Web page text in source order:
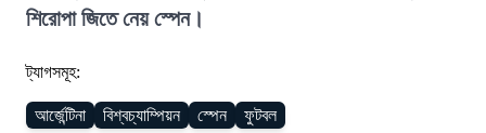
শিরোপা জিতে নেয় স্পেন।
ট্যাগসমূহ:
আর্জেন্টিনা বিশ্বচ্যাম্পিয়ন স্পেন ফুটবল